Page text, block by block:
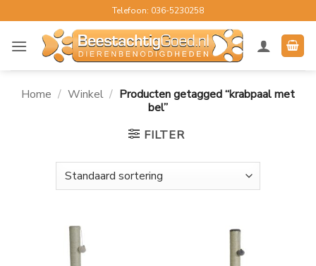
naar
inhoud
Telefoon: 036-5230258
Home / Winkel / Producten getagged “krabpaal met
bel”
FILTER